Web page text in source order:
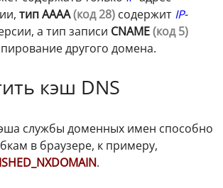
тип AAAA(код 28) содержит IP-
а тип записи CNAME(код 5)
другого домена.
кэш DNS
службы доменных имен способно
в браузере, к примеру,
.